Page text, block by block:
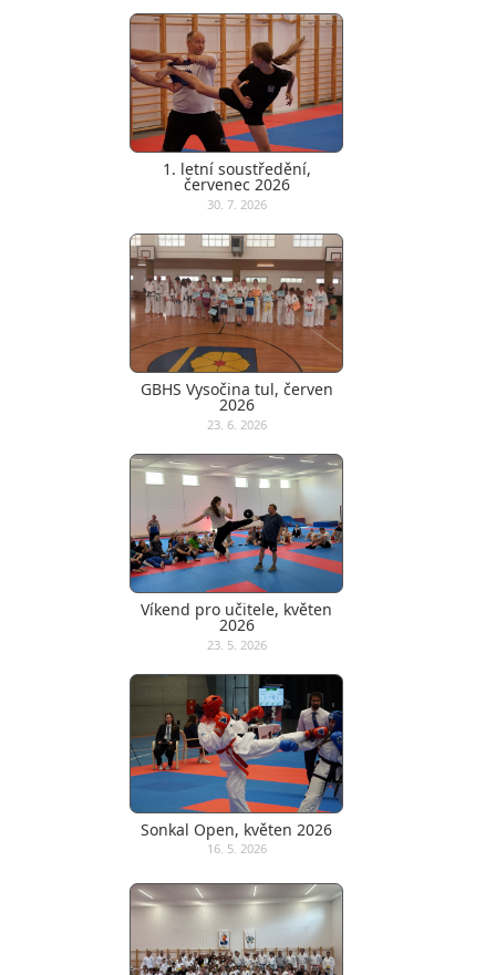
1. letní soustředění,
červenec 2026
30. 7. 2026
GBHS Vysočina tul, červen
2026
23. 6. 2026
Víkend pro učitele, květen
2026
23. 5. 2026
Sonkal Open, květen 2026
16. 5. 2026